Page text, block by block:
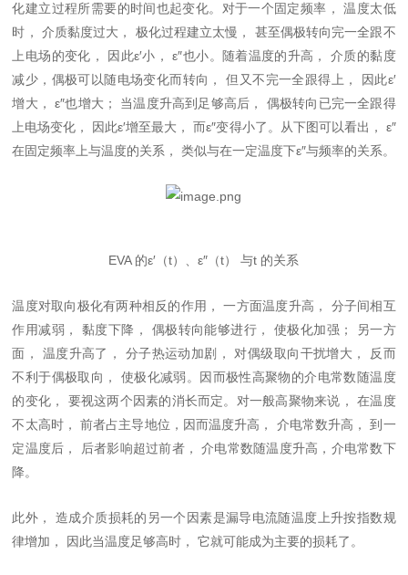
化建立过程所需要的时间也起变化。对于一个固定频率， 温度太低
时， 介质黏度过大， 极化过程建立太慢， 甚至偶极转向完一全跟不
上电场的变化， 因此ε′小， ε″也小。随着温度的升高， 介质的黏度
减少，偶极可以随电场变化而转向， 但又不完一全跟得上， 因此ε′
增大， ε″也增大； 当温度升高到足够高后， 偶极转向已完一全跟得
上电场变化， 因此ε′增至最大， 而ε″变得小了。从下图可以看出， ε″
在固定频率上与温度的关系， 类似与在一定温度下ε″与频率的关系。
EVA 的ε′（t）、ε″（t） 与t 的关系
温度对取向极化有两种相反的作用， 一方面温度升高， 分子间相互
作用减弱， 黏度下降， 偶极转向能够进行， 使极化加强； 另一方
面， 温度升高了， 分子热运动加剧， 对偶级取向干扰增大， 反而
不利于偶极取向， 使极化减弱。因而极性高聚物的介电常数随温度
的变化， 要视这两个因素的消长而定。对一般高聚物来说， 在温度
不太高时， 前者占主导地位，因而温度升高， 介电常数升高， 到一
定温度后， 后者影响超过前者， 介电常数随温度升高，介电常数下
降。
此外， 造成介质损耗的另一个因素是漏导电流随温度上升按指数规
律增加， 因此当温度足够高时， 它就可能成为主要的损耗了。